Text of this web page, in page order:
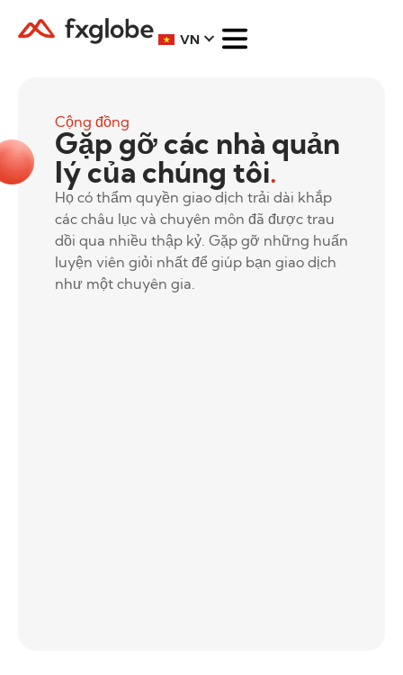
VN
Cộng đồng
Gặp gỡ các nhà quản
lý của chúng tôi.
Họ có thẩm quyền giao dịch trải dài khắp
các châu lục và chuyên môn đã được trau
dồi qua nhiều thập kỷ. Gặp gỡ những huấn
luyện viên giỏi nhất để giúp bạn giao dịch
như một chuyên gia.